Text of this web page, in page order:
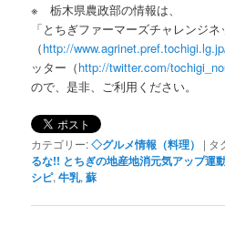
※ 栃木県農政部の情報は、
「とちぎファーマーズチャレンジネ
（http://
ッター（http://twitter.com/
ので、是非、ご利用ください。
カテゴリー:◇グルメ情報（料理） | タ
るな!! とちぎの地産地消元気アップ運
シピ,牛乳,蘇